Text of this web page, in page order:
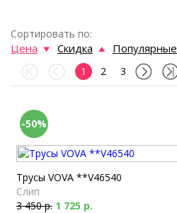
Сортировать по:
Цена Скидка Популярные
1 2 3
-50%
Трусы VOVA **V46540
Слип
3 450 р. 1 725 р.